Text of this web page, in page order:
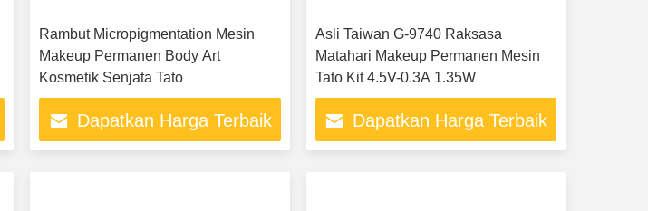
Rambut Micropigmentation Mesin
Makeup Permanen Body Art
Kosmetik Senjata Tato
Dapatkan Harga Terbaik
Asli Taiwan G-9740 Raksasa
Matahari Makeup Permanen Mesin
Tato Kit 4.5V-0.3A 1.35W
Dapatkan Harga Terbaik